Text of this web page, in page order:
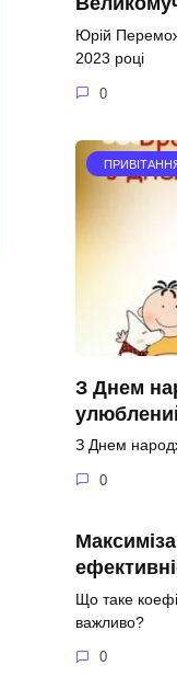
Юрій
2023 році
0
З Днем
З Днем
0
Що таке
важливо?
0